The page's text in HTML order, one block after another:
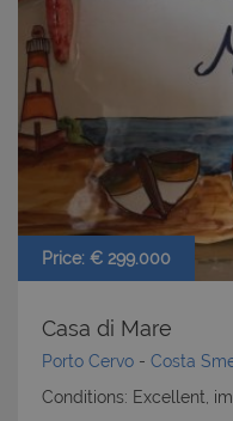
Price: € 299.000
Casa di Mare
Porto Cervo - Costa
Conditions: Excellent,